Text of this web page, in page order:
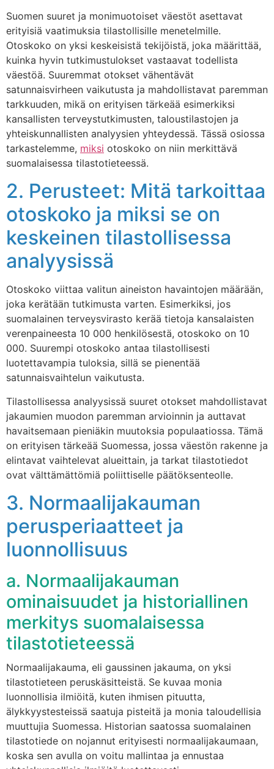
Suomen suuret ja monimuotoiset väestöt asettavat
erityisiä vaatimuksia tilastollisille menetelmille.
Otoskoko on yksi keskeisistä tekijöistä, joka määrittää,
kuinka hyvin tutkimustulokset vastaavat todellista
väestöä. Suuremmat otokset vähentävät
satunnaisvirheen vaikutusta ja mahdollistavat paremman
tarkkuuden, mikä on erityisen tärkeää esimerkiksi
kansallisten terveystutkimusten, taloustilastojen ja
yhteiskunnallisten analyysien yhteydessä. Tässä osiossa
tarkastelemme, miksi otoskoko on niin merkittävä
suomalaisessa tilastotieteessä.
2. Perusteet: Mitä tarkoittaa
otoskoko ja miksi se on
keskeinen tilastollisessa
analyysissä
Otoskoko viittaa valitun aineiston havaintojen määrään,
joka kerätään tutkimusta varten. Esimerkiksi, jos
suomalainen terveysvirasto kerää tietoja kansalaisten
verenpaineesta 10 000 henkilösestä, otoskoko on 10
000. Suurempi otoskoko antaa tilastollisesti
luotettavampia tuloksia, sillä se pienentää
satunnaisvaihtelun vaikutusta.
Tilastollisessa analyysissä suuret otokset mahdollistavat
jakaumien muodon paremman arvioinnin ja auttavat
havaitsemaan pieniäkin muutoksia populaatiossa. Tämä
on erityisen tärkeää Suomessa, jossa väestön rakenne ja
elintavat vaihtelevat alueittain, ja tarkat tilastotiedot
ovat välttämättömiä poliittiselle päätöksenteolle.
3. Normaalijakauman
perusperiaatteet ja
luonnollisuus
a. Normaalijakauman
ominaisuudet ja historiallinen
merkitys suomalaisessa
tilastotieteessä
Normaalijakauma, eli gaussinen jakauma, on yksi
tilastotieteen peruskäsitteistä. Se kuvaa monia
luonnollisia ilmiöitä, kuten ihmisen pituutta,
älykkyystesteissä saatuja pisteitä ja monia taloudellisia
muuttujia Suomessa. Historian saatossa suomalainen
tilastotiede on nojannut erityisesti normaalijakaumaan,
koska sen avulla on voitu mallintaa ja ennustaa